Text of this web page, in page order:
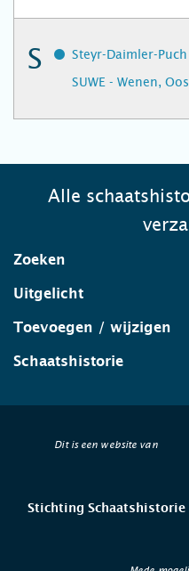
S
Steyr-Daimler-
SUWE - Wenen,
Alle
Zoeken
Uitgelicht
Toevoegen / wijzigen
Schaatshistorie
Dit is een website van
Stichting Schaatshistorie